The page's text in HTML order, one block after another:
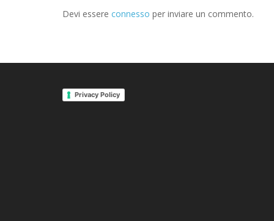
Devi essere connesso per inviare un commento.
Privacy Policy